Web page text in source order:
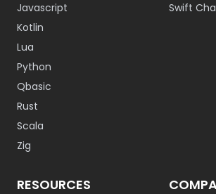
Javascript
Kotlin
Lua
Python
Qbasic
Rust
Scala
Zig
Swift
RESOURCES